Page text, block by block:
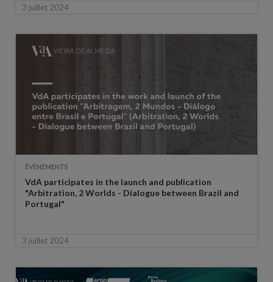
3 juillet 2024
ÉVÈNEMENTS
VdA participates in the launch and publication
"Arbitration, 2 Worlds - Dialogue between Brazil and
Portugal"
3 juillet 2024